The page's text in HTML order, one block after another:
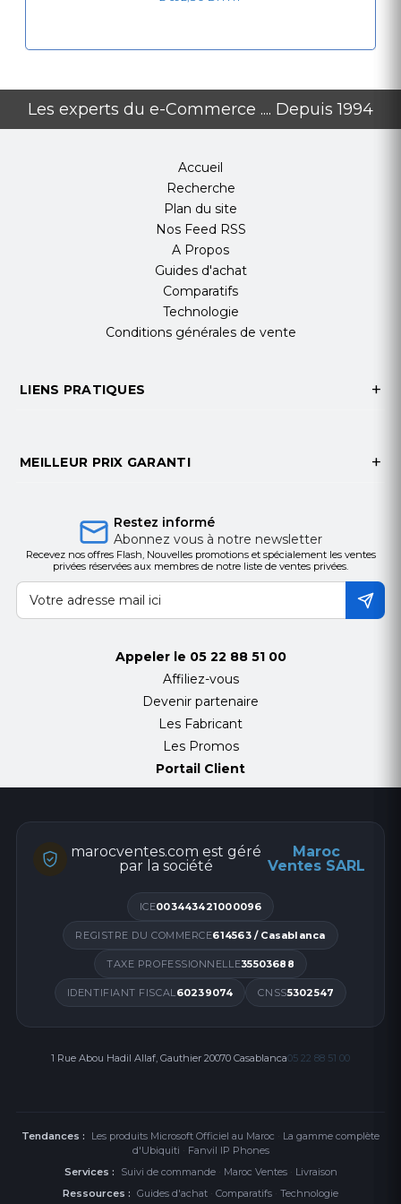
Interface
USB 2.0
Compatibilité Windows, Mac OS
Dimensions et poids
154 × 345 × 147 mm
0.57 kg
Caméra HD 1080p avec zoom numérique 1.2x
Haut-parleur et microphone intégrés pour un
Connectivité USB plug-and-play facile à utiliser
Design compact idéal pour les petites salles de
1 × Logitech ConferenceCam BCC950
1 × Câble USB
1 × Adaptateur secteur
1 × Manuel d'utilisation
Idéale pour les petites entreprises ou les équipes
travaillant à distance, la Logitech ConferenceCam
plateformes de visioconférence telles que Skype,
Zoom et Microsoft Teams. Elle s'installe facilement
via USB et ne nécessite pas de logiciel
Les experts du e-Commerce .... Depuis 1994
Accueil
Recherche
Plan du site
Nos Feed RSS
A Propos
Guides d'achat
Comparatifs
Technologie
Conditions générales de vente
LIENS PRATIQUES
MEILLEUR PRIX GARANTI
Restez informé
Abonnez vous à notre newsletter
Recevez nos offres Flash, Nouvelles promotions et spécialement les ventes
privées réservées aux membres de notre liste de ventes privées.
Appeler le 05 22 88 51 00
Affiliez-vous
Devenir partenaire
Les Fabricant
Les Promos
Portail Client
marocventes.com est géré
par la société
Maroc
Ventes SARL
ICE003443421000096
REGISTRE DU COMMERCE614563 / Casablanca
TAXE PROFESSIONNELLE35503688
IDENTIFIANT FISCAL60239074 CNSS5302547
1 Rue Abou Hadil Allaf, Gauthier 20070 Casablanca05 22 88 51 00
Tendances : Les produits Microsoft Officiel au Maroc · La gamme complète
d'Ubiquiti · Fanvil IP Phones
Services :
Suivi de commande· Maroc Ventes· Livraison
Ressources : Guides d'achat · Comparatifs · Technologie